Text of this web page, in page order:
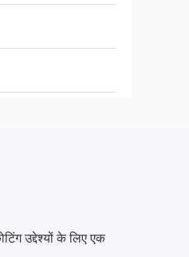
उद्देश्यों के लिए एक